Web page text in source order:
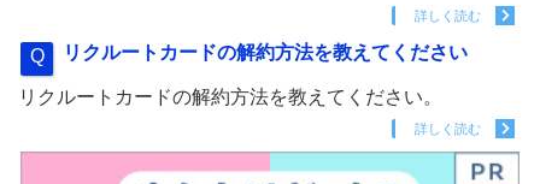
詳しく読む
リクルートカードの解約方法を教えてください
リクルートカードの解約方法を教えてください。
詳しく読む